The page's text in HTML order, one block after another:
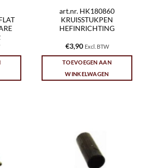
art.nr. HK180860
KRUISSTUKPEN
HEFINRICHTING
€3,90 Excl. BTW
TOEVOEGEN AAN
WINKELWAGEN